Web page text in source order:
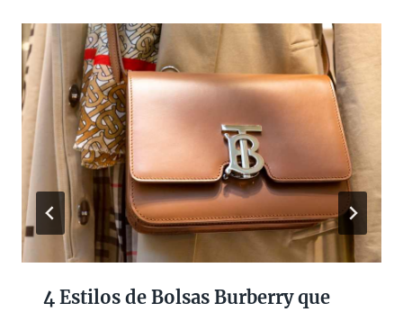
4 Estilos de Bolsas Burberry que